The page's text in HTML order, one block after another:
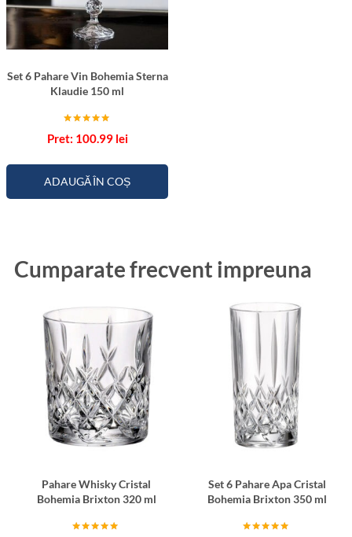
Set 6 Pahare Vin Bohemia Sterna
Klaudie 150 ml
5.00
100.99 lei
ADAUGĂ ÎN COȘ
Cumparate frecvent impreuna
Pahare Whisky Cristal
Bohemia Brixton 320 ml
Set 6 Pahare Apa Cristal
Bohemia Brixton 350 ml